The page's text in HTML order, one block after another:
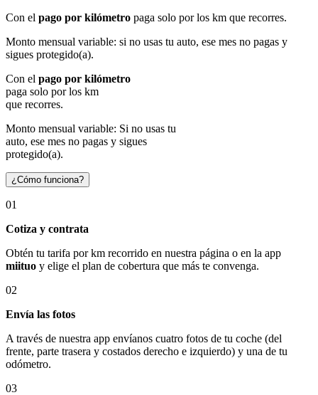
Con el pago por kilómetro paga solo por los km que recorres.
Monto mensual variable: si no usas tu auto, ese mes no pagas y
sigues protegido(a).
Con el pago por kilómetro
paga solo por los km
que recorres.
Monto mensual variable: Si no usas tu
auto, ese mes no pagas y sigues
protegido(a).
¿Cómo funciona?
01
Cotiza y contrata
Obtén tu tarifa por km recorrido en nuestra página o en la app
miituo y elige el plan de cobertura que más te convenga.
02
Envía las fotos
A través de nuestra app envíanos cuatro fotos de tu coche (del
frente, parte trasera y costados derecho e izquierdo) y una de tu
odómetro.
03